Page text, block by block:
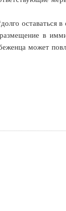
оставаться в
в
может